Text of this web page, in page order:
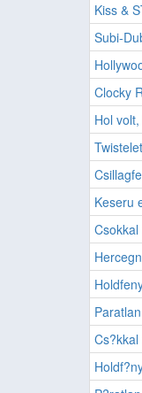
Kiss &
Subi-
Clocky
Hol
Twistelet
Keseru